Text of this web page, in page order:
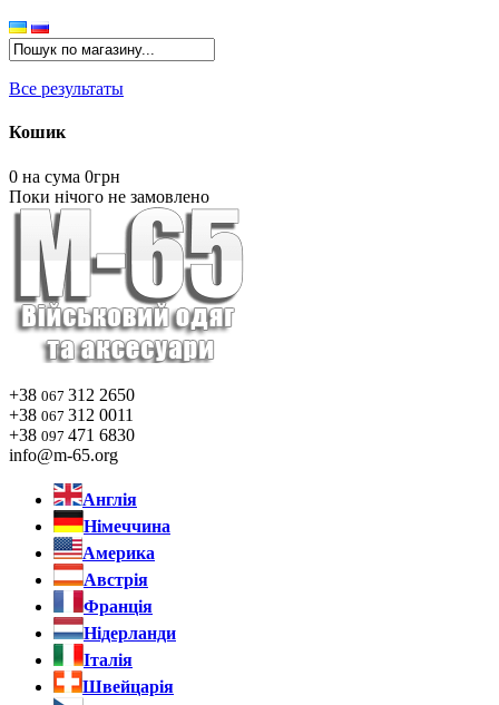
Все результаты
Кошик
0 на сума 0грн
Поки нічого не замовлено
+38 067 312 2650
+38 067 312 0011
+38 097 471 6830
info@m-65.org
Англія
Німеччина
Америка
Австрія
Франція
Нідерланди
Італія
Швейцарія